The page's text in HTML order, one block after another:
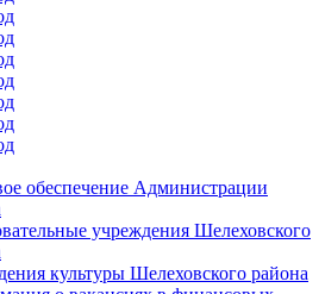
обеспечение Администрации
учреждения Шелеховского
культуры Шелеховского района